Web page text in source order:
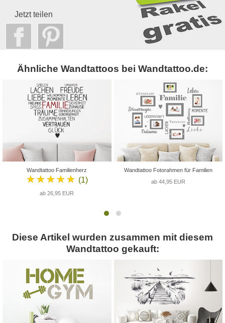
Jetzt teilen
Ähnliche Wandtattoos bei Wandtattoo.de:
Wandtattoo Familienherz
★★★★★ (1)
ab 26,95 EUR
Wandtattoo Fotorahmen für Familien
ab 44,95 EUR
Diese Artikel wurden zusammen mit diesem
Wandtattoo gekauft: